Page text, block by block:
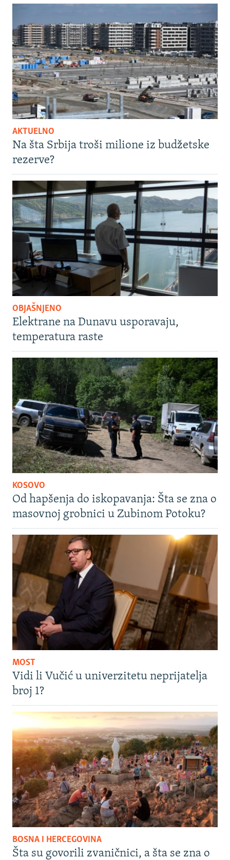
AKTUELNO
Na šta Srbija troši milione iz budžetske
rezerve?
OBJAŠNJENO
Elektrane na Dunavu usporavaju,
temperatura raste
KOSOVO
Od hapšenja do iskopavanja: Šta se zna o
masovnoj grobnici u Zubinom Potoku?
MOST
Vidi li Vučić u univerzitetu neprijatelja
broj 1?
BOSNA I HERCEGOVINA
Šta su govorili zvaničnici, a šta se zna o